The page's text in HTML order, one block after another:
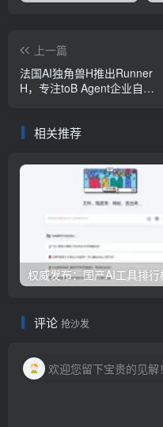
上一篇
法国AI独角兽H推出Runner
H，专注toB Agent企业自动
相关推荐
评论 抢沙发
欢迎您留下宝贵的见解！